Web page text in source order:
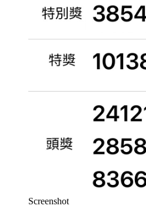
Screenshot